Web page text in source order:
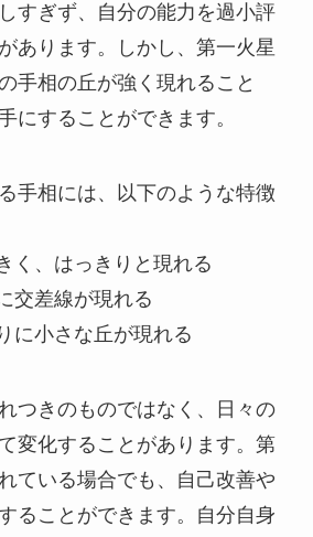
すぎず、自分の能力を過小評
あります。しかし、第一火星
手相の丘が強く現れること
にすることができます。
手相には、以下のような特徴
く、はっきりと現れる
交差線が現れる
に小さな丘が現れる
つきのものではなく、日々の
変化することがあります。第
ている場合でも、自己改善や
ることができます。自分自身